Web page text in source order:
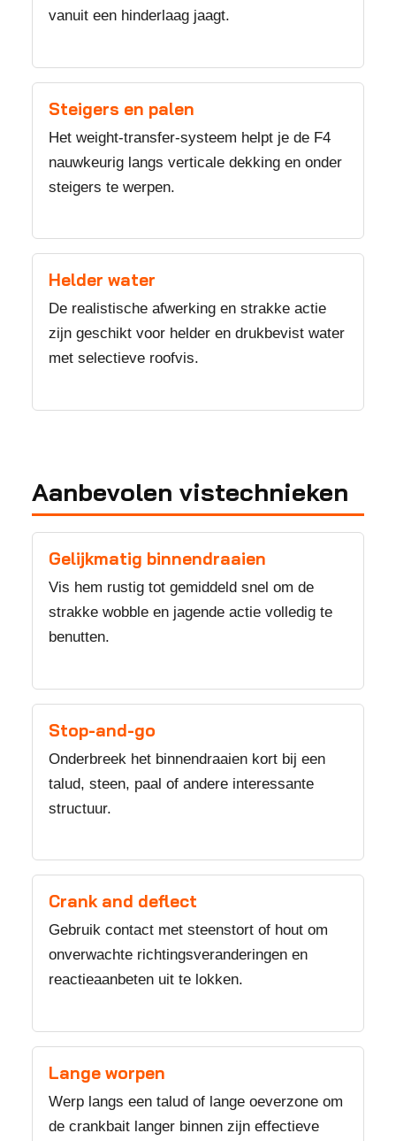
vanuit een hinderlaag jaagt.
Steigers en palen
Het weight-transfer-systeem helpt je de F4
nauwkeurig langs verticale dekking en onder
steigers te werpen.
Helder water
De realistische afwerking en strakke actie
zijn geschikt voor helder en drukbevist water
met selectieve roofvis.
Aanbevolen vistechnieken
Gelijkmatig binnendraaien
Vis hem rustig tot gemiddeld snel om de
strakke wobble en jagende actie volledig te
benutten.
Stop-and-go
Onderbreek het binnendraaien kort bij een
talud, steen, paal of andere interessante
structuur.
Crank and deflect
Gebruik contact met steenstort of hout om
onverwachte richtingsveranderingen en
reactieaanbeten uit te lokken.
Lange worpen
Werp langs een talud of lange oeverzone om
de crankbait langer binnen zijn effectieve